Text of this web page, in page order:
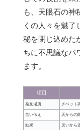
も、天眼石の神
くの人々を魅了
秘を閉じ込めた
ちに不思議なパ
ます。
項目
発見場所 チベット
言い伝え 天からの
効果 災いから